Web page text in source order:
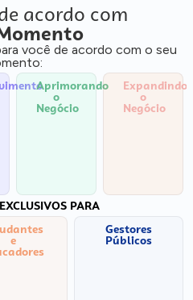
acordo com
você de acordo com o seu
Aprimorando
o
Negócio
Expandindo
o
Negócio
PARA
e
Gestores
Públicos